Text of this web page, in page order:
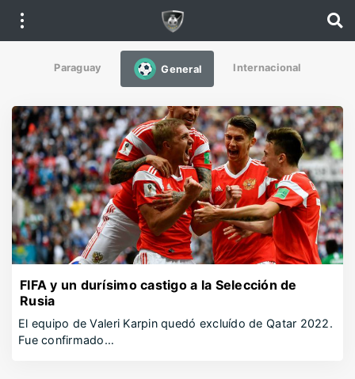
Paraguay General Internacional
FIFA y un durísimo castigo a la Selección de
Rusia
El equipo de Valeri Karpin quedó excluído de Qatar 2022.
Fue confirmado…